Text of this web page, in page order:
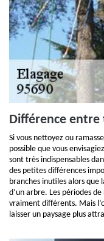
Différence entre
Si vous nettoyez ou
possible que vous
sont très indispensables
des petites différences
branches inutiles alors que
d’un arbre. Les périodes
vraiment différents. Mais
laisser un paysage plus